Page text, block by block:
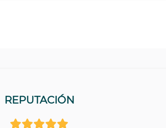
REPUTACIÓN